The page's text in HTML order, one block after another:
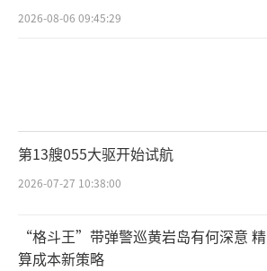
2026-08-06 09:45:29
第13艘055大驱开始试航
2026-07-27 10:38:00
“格斗王”带弹警巡黄岩岛有何深意 精
算成本新策略